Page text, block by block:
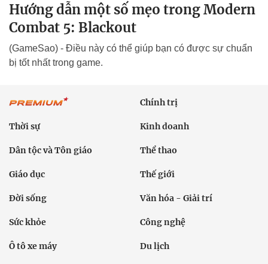
Hướng dẫn một số mẹo trong Modern
Combat 5: Blackout
(GameSao) - Điều này có thể giúp bạn có được sự chuẩn
bị tốt nhất trong game.
Chính trị
Thời sự Kinh doanh
Dân tộc và Tôn giáo Thể thao
Giáo dục Thế giới
Đời sống Văn hóa - Giải trí
Sức khỏe Công nghệ
Ô tô xe máy Du lịch